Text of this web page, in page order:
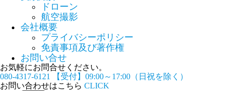
ドローン
航空撮影
会社概要
プライバシーポリシー
免責事項及び著作権
お問い合せ
お気軽にお問合せください。
080-4317-6121
【受付】09:00～17:00（日祝を除く）
お問い合わせはこちら CLICK